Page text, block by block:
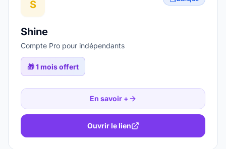
S
Shine
Compte Pro pour indépendants
🎁1 mois offert
En savoir +
Ouvrir le lien